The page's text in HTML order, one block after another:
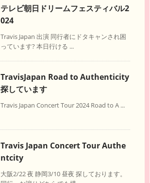
テレビ朝日ドリームフェスティバル2
024
Travis Japan 出演 同行者にドタキャンされ困
っています? 本日行ける ...
TravisJapan Road to Authenticity
探しています
Travis Japan Concert Tour 2024 Road to A ...
Travis Japan Concert Tour Authe
ntcity
大阪2/22 夜 静岡3/10 昼夜 探しております。